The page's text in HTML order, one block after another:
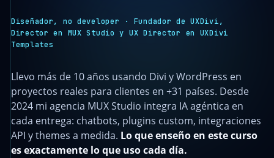
Diseñador, no developer · Fundador de UXDivi,
Director en MUX Studio y UX Director en UXDivi
Templates
Llevo más de 10 años usando Divi y WordPress en
proyectos reales para clientes en +31 países. Desde
2024 mi agencia MUX Studio integra IA agéntica en
cada entrega: chatbots, plugins custom, integraciones
API y themes a medida. Lo que enseño en este curso
es exactamente lo que uso cada día.